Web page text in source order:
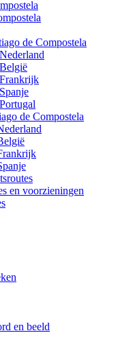
de Compostela
de Compostela
en voorzieningen
en beeld